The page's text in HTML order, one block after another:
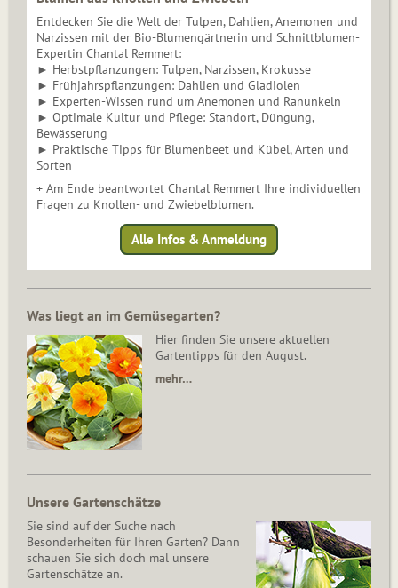
Entdecken Sie die Welt der Tulpen, Dahlien, Anemonen und
Narzissen mit der Bio-Blumengärtnerin und Schnittblumen-
Expertin Chantal Remmert:
► Herbstpflanzungen: Tulpen, Narzissen, Krokusse
► Frühjahrspflanzungen: Dahlien und Gladiolen
► Experten-Wissen rund um Anemonen und Ranunkeln
► Optimale Kultur und Pflege: Standort, Düngung,
Bewässerung
► Praktische Tipps für Blumenbeet und Kübel, Arten und
Sorten
+ Am Ende beantwortet Chantal Remmert Ihre individuellen
Fragen zu Knollen- und Zwiebelblumen.
Alle Infos & Anmeldung
Was liegt an im Gemüsegarten?
Hier finden Sie unsere aktuellen
Gartentipps für den August.
mehr…
Unsere Gartenschätze
Sie sind auf der Suche nach
Besonderheiten für Ihren Garten? Dann
schauen Sie sich doch mal unsere
Gartenschätze an.